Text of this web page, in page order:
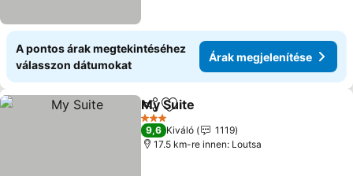
A pontos árak megtekintéséhez
válasszon dátumokat
Árak megjelenítése
MegosztásHozzáadás a kedvencekhez
My Suite
3 Kategória
9,6 Kiváló
1119
17.5 km-re innen: Loutsa